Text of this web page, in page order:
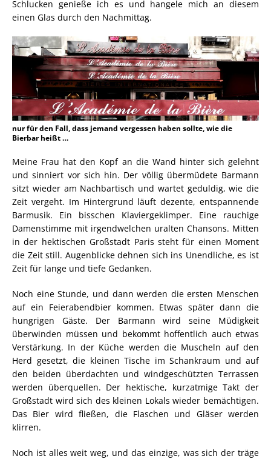
Schlucken genieße ich es und hangele mich an diesem
einen Glas durch den Nachmittag.
nur für den Fall, dass jemand vergessen haben sollte, wie die
Bierbar heißt …
Meine Frau hat den Kopf an die Wand hinter sich gelehnt
und sinniert vor sich hin. Der völlig übermüdete Barmann
sitzt wieder am Nachbartisch und wartet geduldig, wie die
Zeit vergeht. Im Hintergrund läuft dezente, entspannende
Barmusik. Ein bisschen Klaviergeklimper. Eine rauchige
Damenstimme mit irgendwelchen uralten Chansons. Mitten
in der hektischen Großstadt Paris steht für einen Moment
die Zeit still. Augenblicke dehnen sich ins Unendliche, es ist
Zeit für lange und tiefe Gedanken.
Noch eine Stunde, und dann werden die ersten Menschen
auf ein Feierabendbier kommen. Etwas später dann die
hungrigen Gäste. Der Barmann wird seine Müdigkeit
überwinden müssen und bekommt hoffentlich auch etwas
Verstärkung. In der Küche werden die Muscheln auf den
Herd gesetzt, die kleinen Tische im Schankraum und auf
den beiden überdachten und windgeschützten Terrassen
werden überquellen. Der hektische, kurzatmige Takt der
Großstadt wird sich des kleinen Lokals wieder bemächtigen.
Das Bier wird fließen, die Flaschen und Gläser werden
klirren.
Noch ist alles weit weg, und das einzige, was sich der träge